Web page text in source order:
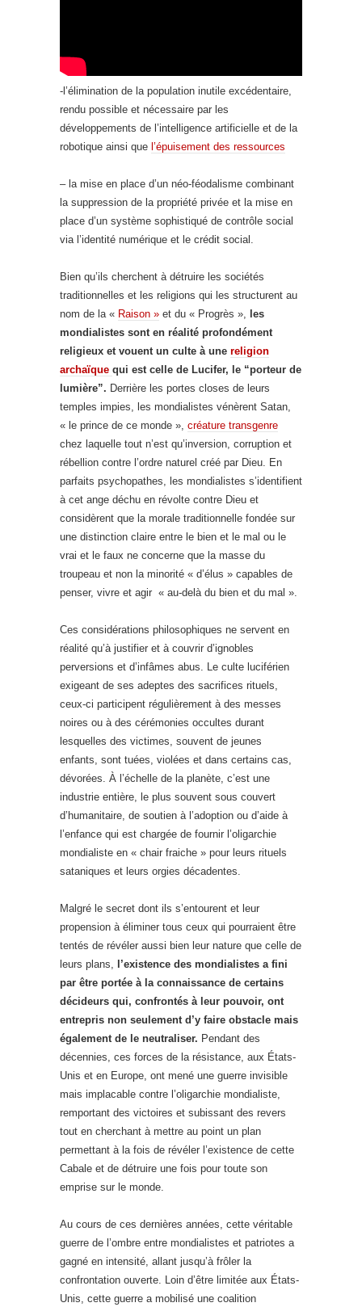
-l’élimination de la population inutile excédentaire,
rendu possible et nécessaire par les
développements de l’intelligence artificielle et de la
robotique ainsi que l’épuisement des ressources
– la mise en place d’un néo-féodalisme combinant
la suppression de la propriété privée et la mise en
place d’un système sophistiqué de contrôle social
via l’identité numérique et le crédit social.
Bien qu’ils cherchent à détruire les sociétés
traditionnelles et les religions qui les structurent au
nom de la « Raison » et du « Progrès », les
mondialistes sont en réalité profondément
religieux et vouent un culte à une religion
archaïque qui est celle de Lucifer, le “porteur de
lumière”. Derrière les portes closes de leurs
temples impies, les mondialistes vénèrent Satan,
« le prince de ce monde », créature transgenre
chez laquelle tout n’est qu’inversion, corruption et
rébellion contre l’ordre naturel créé par Dieu. En
parfaits psychopathes, les mondialistes s’identifient
à cet ange déchu en révolte contre Dieu et
considèrent que la morale traditionnelle fondée sur
une distinction claire entre le bien et le mal ou le
vrai et le faux ne concerne que la masse du
troupeau et non la minorité « d’élus » capables de
penser, vivre et agir « au-delà du bien et du mal ».
Ces considérations philosophiques ne servent en
réalité qu’à justifier et à couvrir d’ignobles
perversions et d’infâmes abus. Le culte luciférien
exigeant de ses adeptes des sacrifices rituels,
ceux-ci participent régulièrement à des messes
noires ou à des cérémonies occultes durant
lesquelles des victimes, souvent de jeunes
enfants, sont tuées, violées et dans certains cas,
dévorées. À l’échelle de la planète, c’est une
industrie entière, le plus souvent sous couvert
d’humanitaire, de soutien à l’adoption ou d’aide à
l’enfance qui est chargée de fournir l’oligarchie
mondialiste en « chair fraiche » pour leurs rituels
sataniques et leurs orgies décadentes.
Malgré le secret dont ils s’entourent et leur
propension à éliminer tous ceux qui pourraient être
tentés de révéler aussi bien leur nature que celle de
leurs plans,
l’existence des mondialistes a fini
par être portée à la connaissance de certains
décideurs qui, confrontés à leur pouvoir, ont
entrepris non seulement d’y faire obstacle mais
également de le neutraliser. Pendant des
décennies, ces forces de la résistance, aux États-
Unis et en Europe, ont mené une guerre invisible
mais implacable contre l’oligarchie mondialiste,
remportant des victoires et subissant des revers
tout en cherchant à mettre au point un plan
permettant à la fois de révéler l’existence de cette
Cabale et de détruire une fois pour toute son
emprise sur le monde.
Au cours de ces dernières années, cette véritable
guerre de l’ombre entre mondialistes et patriotes a
gagné en intensité, allant jusqu’à frôler la
confrontation ouverte. Loin d’être limitée aux États-
Unis, cette guerre a mobilisé une coalition